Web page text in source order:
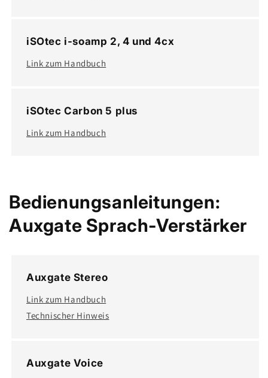
iSOtec i-soamp 2, 4 und 4cx
Link zum Handbuch
iSOtec Carbon 5 plus
Link zum Handbuch
Bedienungsanleitungen:
Auxgate Sprach-Verstärker
Auxgate Stereo
Link zum Handbuch
Technischer Hinweis
Auxgate Voice